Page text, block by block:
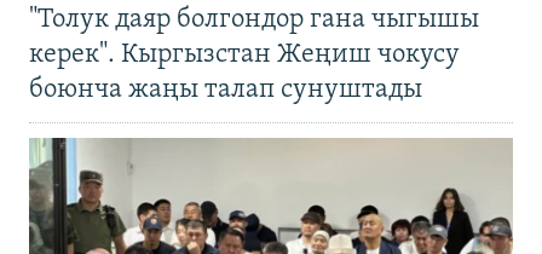
"Толук даяр болгондор гана чыгышы
керек". Кыргызстан Жеңиш чокусу
боюнча жаңы талап сунуштады